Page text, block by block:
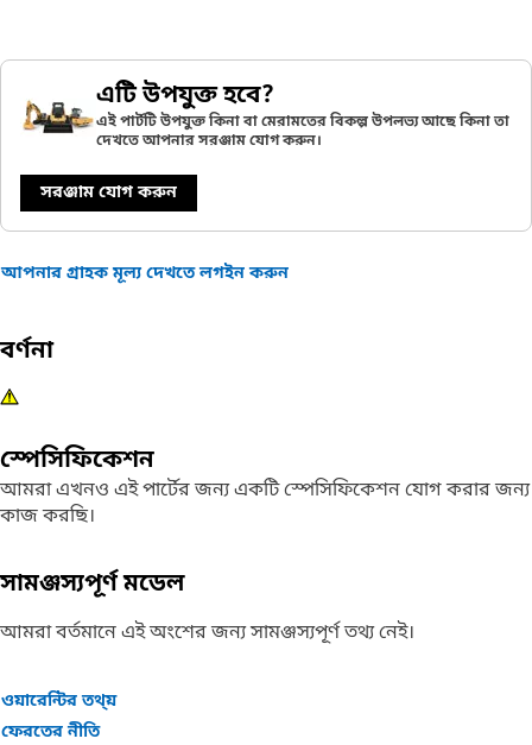
এটি উপযুক্ত হবে?
এই পার্টটি উপযুক্ত কিনা বা মেরামতের বিকল্প উপলভ্য আছে কিনা তা
দেখতে আপনার সরঞ্জাম যোগ করুন।
সরঞ্জাম যোগ করুন
আপনার গ্রাহক মূল্য দেখতে লগইন করুন
বর্ণনা
স্পেসিফিকেশন
আমরা এখনও এই পার্টের জন্য একটি স্পেসিফিকেশন যোগ করার জন্য
কাজ করছি।
সামঞ্জস্যপূর্ণ মডেল
আমরা বর্তমানে এই অংশের জন্য সামঞ্জস্যপূর্ণ তথ্য নেই।
ওয়ারেন্টির তথ্য়
ফেরতের নীতি